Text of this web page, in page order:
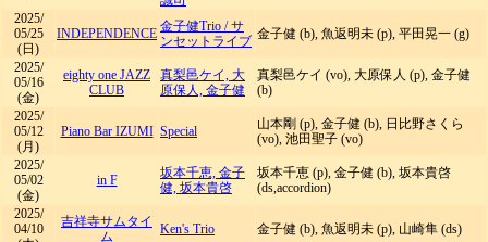
2025/
05/25
(日)
INDEPENDENCE 金子健Trio /サ
ンセットライブ 金子健 (b), 魚返明未 (p), 平田晃一 (g)
2025/
05/16
(金)
eighty one JAZZ
CLUB
真梨邑ケイ, 大
原保人, 金子健
真梨邑ケイ (vo), 大原保人 (p), 金子健
(b)
2025/
05/12
(月)
Piano Bar IZUMI Special
山本剛 (p), 金子健 (b), 日比野さくら
(vo), 池田聖子 (vo)
2025/
05/02
(金)
in F
坂本千恵, 金子
健, 坂本貴啓
坂本千恵 (p), 金子健 (b), 坂本貴啓
(ds,accordion)
2025/
04/10
吉祥寺サムタイ
ム
Ken's Trio 金子健 (b), 魚返明未 (p), 山崎隼 (ds)